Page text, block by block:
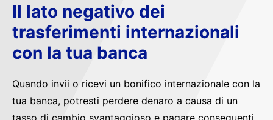
Il lato negativo dei
trasferimenti internazionali
con la tua banca
Quando invii o ricevi un bonifico internazionale con la
tua banca, potresti perdere denaro a causa di un
tasso di cambio svantaggioso e pagare conseguenti